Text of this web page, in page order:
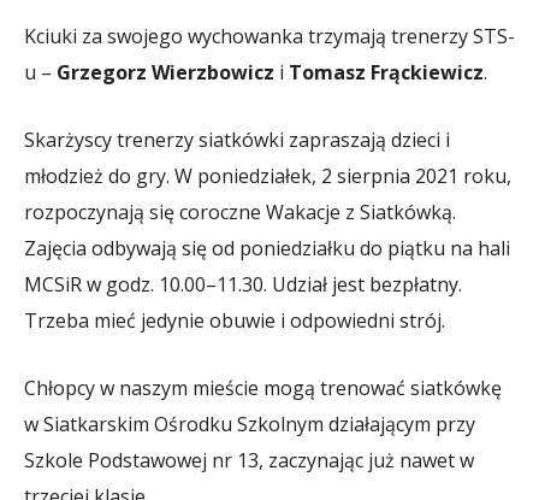
Kciuki za swojego wychowanka trzymają trenerzy STS-
u – Grzegorz Wierzbowicz i Tomasz Frąckiewicz.
Skarżyscy trenerzy siatkówki zapraszają dzieci i
młodzież do gry. W poniedziałek, 2 sierpnia 2021 roku,
rozpoczynają się coroczne Wakacje z Siatkówką.
Zajęcia odbywają się od poniedziałku do piątku na hali
MCSiR w godz. 10.00–11.30. Udział jest bezpłatny.
Trzeba mieć jedynie obuwie i odpowiedni strój.
Chłopcy w naszym mieście mogą trenować siatkówkę
w Siatkarskim Ośrodku Szkolnym działającym przy
Szkole Podstawowej nr 13, zaczynając już nawet w